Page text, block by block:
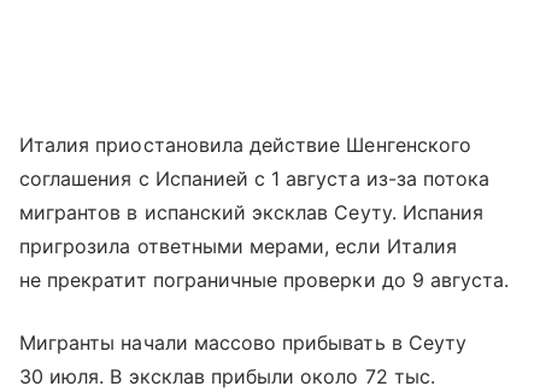
Италия приостановила действие Шенгенского
соглашения с Испанией с 1 августа из-за потока
мигрантов в испанский эксклав Сеуту. Испания
пригрозила ответными мерами, если Италия
не прекратит пограничные проверки до 9 августа.
Мигранты начали массово прибывать в Сеуту
30 июля. В эксклав прибыли около 72 тыс.